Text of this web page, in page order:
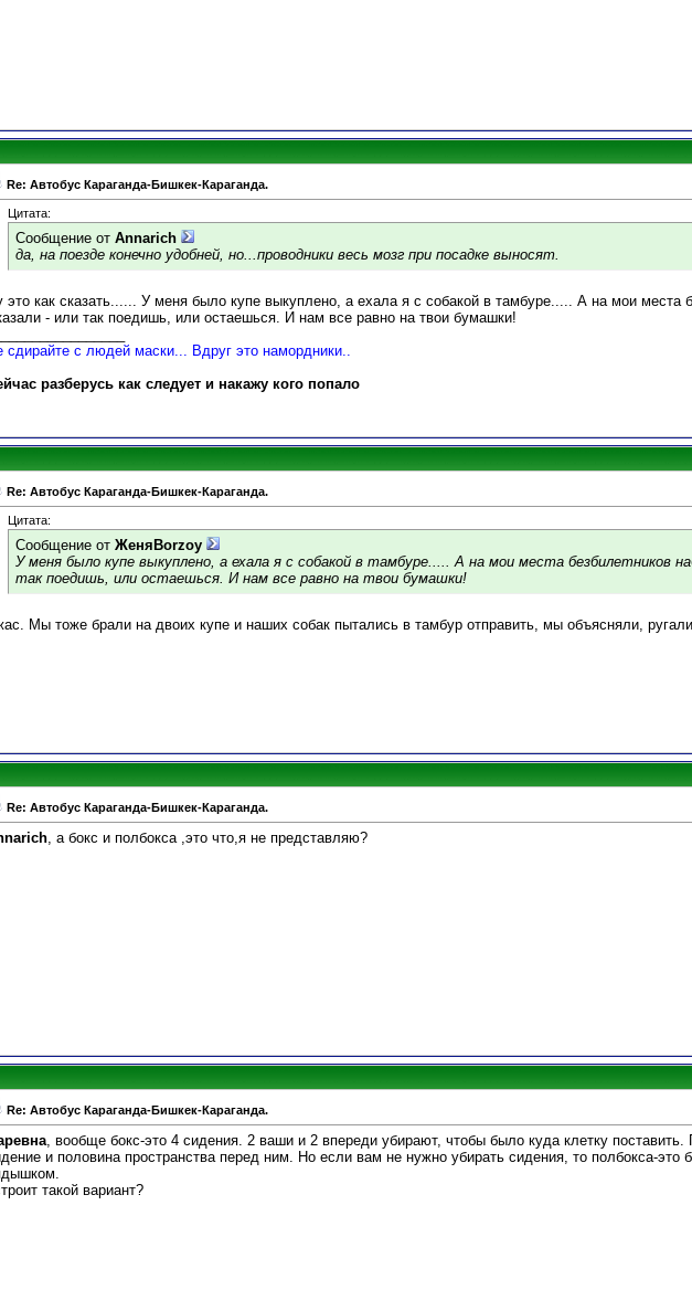
Re: Автобус Караганда-Бишкек-Караганда.
Цитата:
Сообщение от Annarich
да, на поезде конечно удобней, но...проводники весь мозг при посадке выносят.
это как сказать...... У меня было купе выкуплено, а ехала я с собакой в тамбуре..... А на мои места
- или так поедишь, или остаешься. И нам все равно на твои бумашки!
сдирайте с людей маски... Вдруг это намордники..
разберусь как следует и накажу кого попало
Re: Автобус Караганда-Бишкек-Караганда.
Цитата:
Сообщение от ЖеняBorzoy
У меня было купе выкуплено, а ехала я с собакой в тамбуре..... А на мои места безбилетников
так поедишь, или остаешься. И нам все равно на твои бумашки!
Мы тоже брали на двоих купе и наших собак пытались в тамбур отправить, мы объясняли,
Re: Автобус Караганда-Бишкек-Караганда.
, а бокс и полбокса ,это что,я не представляю?
Re: Автобус Караганда-Бишкек-Караганда.
, вообще бокс-это 4 сидения. 2 ваши и 2 впереди убирают, чтобы было куда клетку поставить.
и половина пространства перед ним. Но если вам не нужно убирать сидения, то полбокса-это
такой вариант?